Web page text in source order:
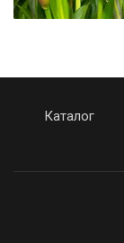
Каталог